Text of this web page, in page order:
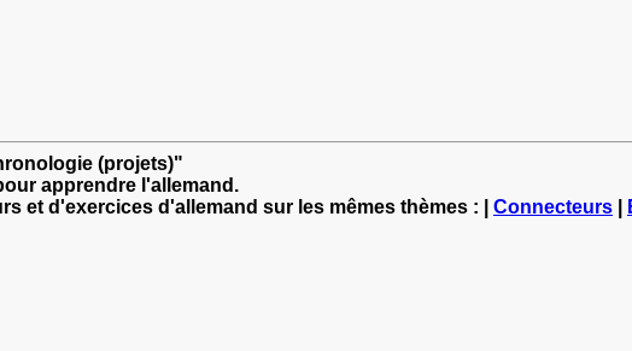
(projets)"
apprendre l'allemand.
et d'exercices d'allemand sur les mêmes thèmes : | Connecteurs